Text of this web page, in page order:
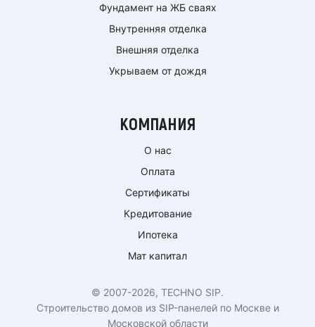
Фундамент на ЖБ сваях
Внутренняя отделка
Внешняя отделка
Укрываем от дождя
КОМПАНИЯ
О нас
Оплата
Сертификаты
Кредитование
Ипотека
Мат капитал
© 2007-2026, TECHNO SIP.
Строительство домов из SIP-панелей по Москве и
Московской области